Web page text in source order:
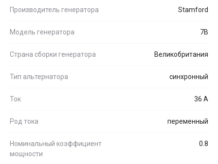
Производитель генератора Stamford
Модель генератора 7B
Страна сборки генератора Великобритания
Тип альтернатора синхронный
Ток 36 А
Род тока переменный
Номинальный коэффициент
мощности
0.8